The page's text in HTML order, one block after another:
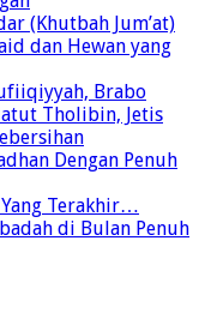
(Khutbah Jum’at)
dan Hewan yang
Brabo
Tholibin, Jetis
Dengan Penuh
Terakhir…
di Bulan Penuh